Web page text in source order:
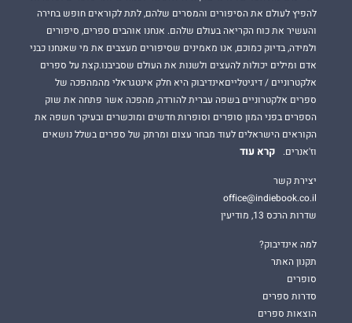
להפיץ לעולם את הסיפורים והמסרים שלהם, לתת לקוראים חופש בחירה
והעשיר את כוח הקריאה בעולם שלהם. אנחנו אוהבים ספרים, סיפורים
ולמידה, בדיוק כמוכם, אנו מאמינים שסיפורים מעצבים את מי שאנחנו כבני
אדם ומילים יכולות להעצים ולשנות את העולם שסביבנו.קצת על ספרים
אלקטרוניים / דיגיטלייםאינדיבוק היא חלק אינטגראלי מהמהפכה של
ספרים אלקטרוניים בשפה עברית להורדה, מהפכה אשר פתחה את שוק
הספרים בפני המון סופרים וסופרות חדשים ומוכשרים ובעיקר חשפה את
הקוראים הישראלים לעוד מבחר עצום ומרתק של ספרים בשלל נושאים
וז'אנרים.
קרא עוד
יצירת קשר
office@indiebook.co.il
שדרות הרכס 13, מודיעין
למה אינדיבוק?
תקנון האתר
סופרים
סדרות ספרים
הוצאות ספרים